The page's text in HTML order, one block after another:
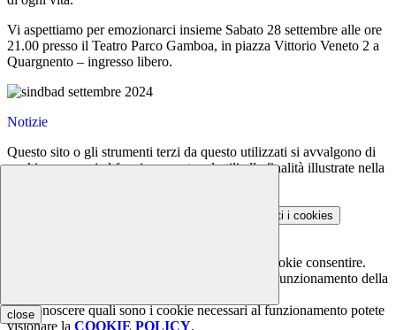
close
Vi aspettiamo per emozionarci insieme Sabato 28 settembre alle ore
21.00 presso il Teatro Parco Gamboa, in piazza Vittorio Veneto 2 a
Quargnento – ingresso libero.
Notizie
Questo sito o gli strumenti terzi da questo utilizzati si avvalgono di
cookie necessari al funzionamento ed utili alle finalità illustrate nella
Accetta tutti i cookies
In questa schermata è possibile scegliere quali cookie consentire.
I cookie necessari sono quelli che consentono il funzionamento della
Per conoscere quali sono i cookie necessari al funzionamento potete
visionare la COOKIE POLICY.